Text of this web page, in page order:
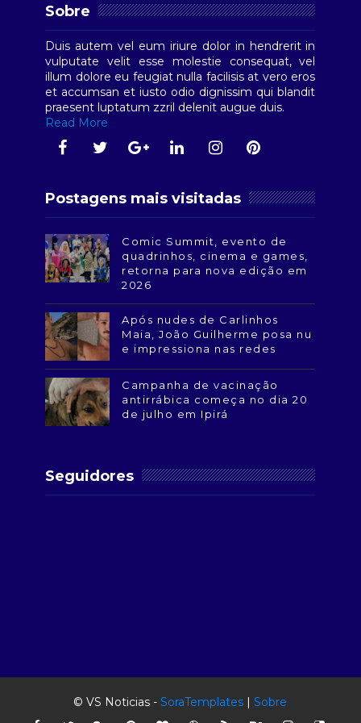
Sobre
Duis autem vel eum iriure dolor in hendrerit in
vulputate velit esse molestie consequat, vel
illum dolore eu feugiat nulla facilisis at vero eros
et accumsan et iusto odio dignissim qui blandit
praesent luptatum zzril delenit augue duis.
Read More
Postagens mais visitadas
Comic Summit, evento de
quadrinhos, cinema e games,
retorna para nova edição em
2026
Após nudes de Carlinhos
Maia, João Guilherme posa nu
e impressiona nas redes
Campanha de vacinação
antirrábica começa no dia 20
de julho em Ipirá
Seguidores
© VS Noticias -SoraTemplates |Sobre